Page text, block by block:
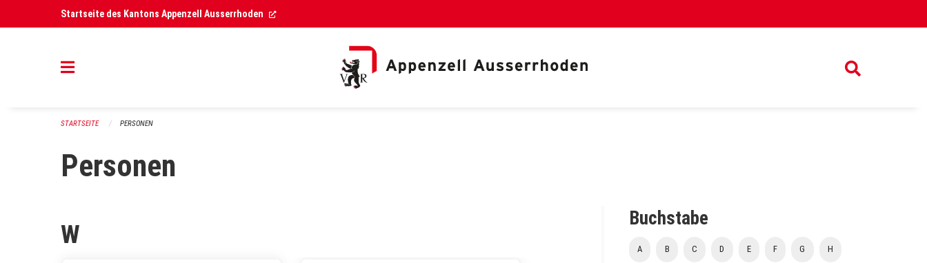
Navigation überspringenStartseite des Kantons Appenzell Ausserrhoden (External Link)
STARTSEITE PERSONEN
Personen
W
Buchstabe
A B C D E F G H